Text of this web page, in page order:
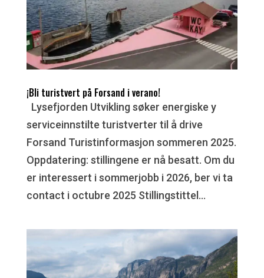
¡Bli turistvert på Forsand i verano!
Lysefjorden Utvikling søker energiske y
serviceinnstilte turistverter til å drive
Forsand Turistinformasjon sommeren 2025.
Oppdatering: stillingene er nå besatt. Om du
er interessert i sommerjobb i 2026, ber vi ta
contact i octubre 2025 Stillingstittel...